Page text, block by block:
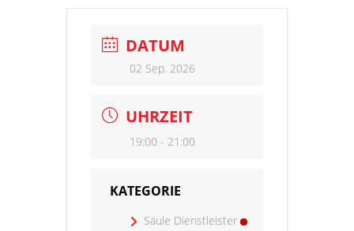
DATUM
02 Sep. 2026
UHRZEIT
19:00 - 21:00
KATEGORIE
Säule Dienstleister